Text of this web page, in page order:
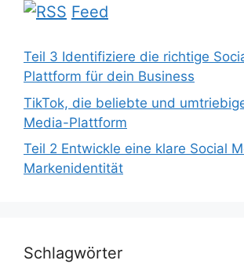
Feed
Teil 3 Identifiziere die richtige
Plattform für dein Business
TikTok, die beliebte und
Media-Plattform
Teil 2 Entwickle eine klare Social
Markenidentität
Schlagwörter